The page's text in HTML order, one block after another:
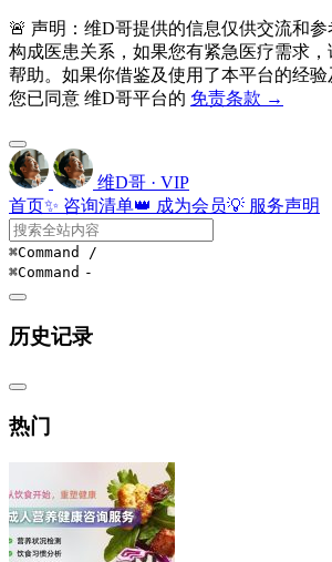
🚨 声明：维D哥提供的信息仅供交流和
构成医患关系，如果您有紧急医疗需求
帮助。如果你借鉴及使用了本平台的经
您已同意 维D哥平台的 免责条款 →
维D哥 · VIP
首页✨ 咨询清单👑 成为会员💡 服务声明
⌘Command /
⌘Command -
历史记录
热门